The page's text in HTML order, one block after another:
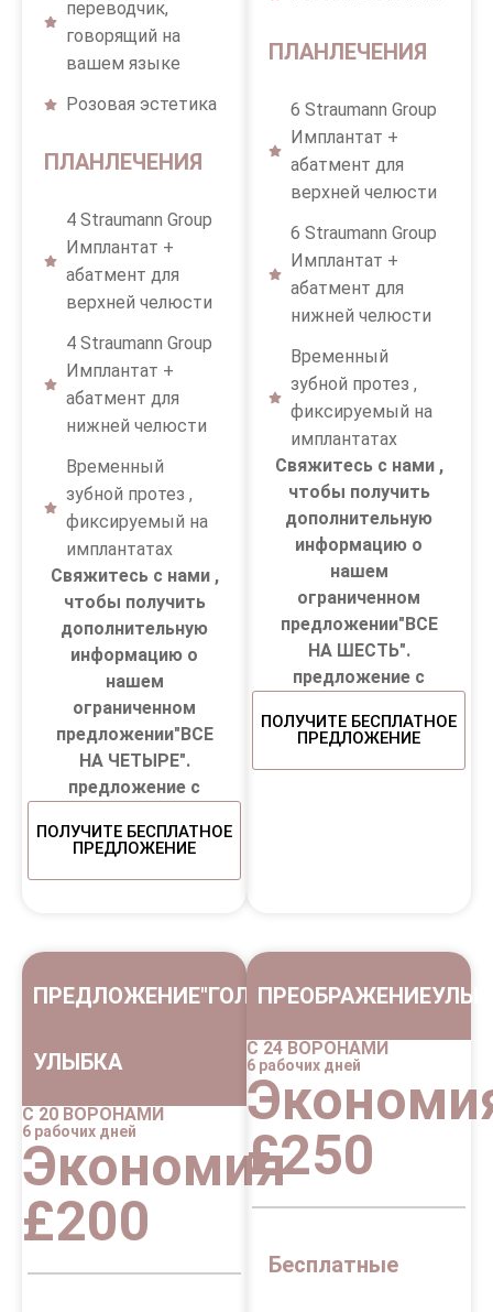
переводчик,
говорящий на
вашем языке
Розовая эстетика
ПЛАНЛЕЧЕНИЯ
4 Straumann Group
Имплантат +
абатмент для
верхней челюсти
4 Straumann Group
Имплантат +
абатмент для
нижней челюсти
Временный
зубной протез ,
фиксируемый на
имплантатах
Свяжитесь с нами ,
чтобы получить
дополнительную
информацию о
нашем
ограниченном
предложении"ВСЕ
НА ЧЕТЫРЕ".
предложение с
ПОЛУЧИТЕ БЕСПЛАТНОЕ
ПРЕДЛОЖЕНИЕ
ПЛАНЛЕЧЕНИЯ
6 Straumann Group
Имплантат +
абатмент для
верхней челюсти
6 Straumann Group
Имплантат +
абатмент для
нижней челюсти
Временный
зубной протез ,
фиксируемый на
имплантатах
Свяжитесь с нами ,
чтобы получить
дополнительную
информацию о
нашем
ограниченном
предложении"ВСЕ
НА ШЕСТЬ".
предложение с
ПОЛУЧИТЕ БЕСПЛАТНОЕ
ПРЕДЛОЖЕНИЕ
ПРЕДЛОЖЕНИЕ"ГОЛЛИВУДСКАЯ
УЛЫБКА
С 20 ВОРОНАМИ
6 рабочих дней
Экономия
£200
С 24 ВОРОНАМИ
6 рабочих дней
£250
Бесплатные